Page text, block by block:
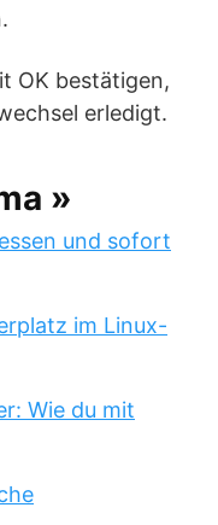
OK bestätigen,
erledigt.
»
und sofort
im Linux-
Wie du mit